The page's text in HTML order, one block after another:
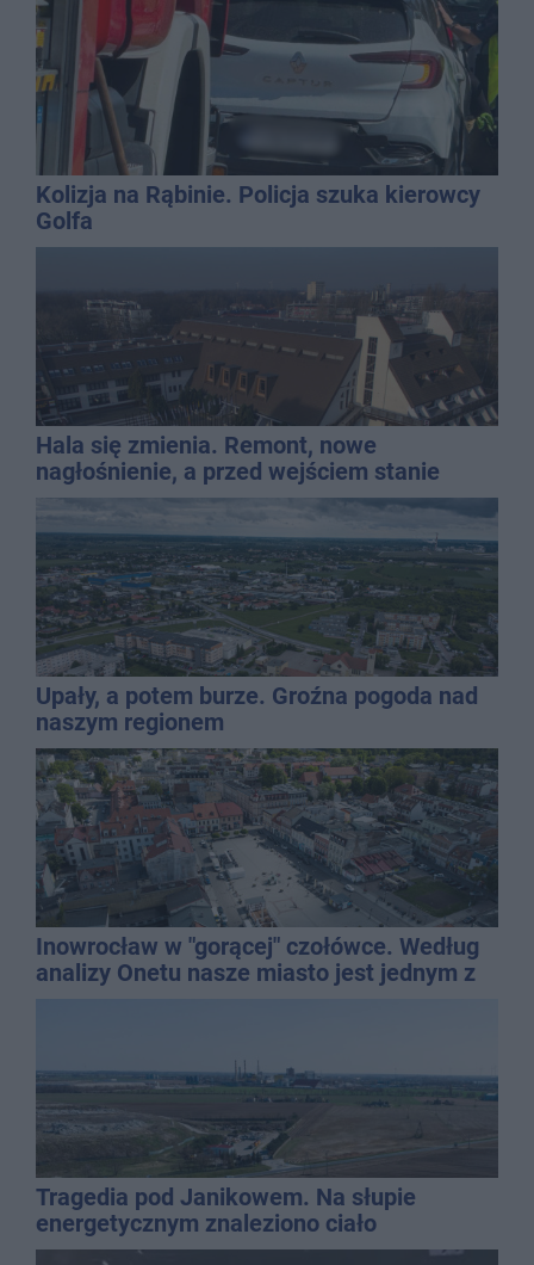
Kolizja na Rąbinie. Policja szuka kierowcy
Golfa
Hala się zmienia. Remont, nowe
nagłośnienie, a przed wejściem stanie
QEMETICA ARENA
Upały, a potem burze. Groźna pogoda nad
naszym regionem
Inowrocław w "gorącej" czołówce. Według
analizy Onetu nasze miasto jest jednym z
Tragedia pod Janikowem. Na słupie
energetycznym znaleziono ciało
mężczyzny